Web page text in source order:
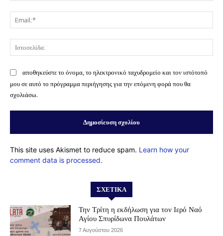
αποθηκεύστε το όνομα, το ηλεκτρονικό ταχυδρομείο και τον ιστότοπό
μου σε αυτό το πρόγραμμα περιήγησης για την επόμενη φορά που θα
σχολιάσω.
This site uses Akismet to reduce spam. Learn how your
comment data is processed.
ΣΧΕΤΙΚΆ
Την Τρίτη η εκδήλωση για τον Ιερό Ναό
Αγίου Σπυρίδωνα Πουλάτων
7 Αυγούστου 2026